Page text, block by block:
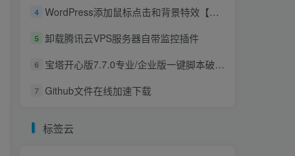
4 WordPress添加鼠标点击和背景特效【美化】
5 卸载腾讯云VPS服务器自带监控插件
6 宝塔开心版7.7.0专业/企业版一键脚本破解版（长期更新）
7 Github文件在线加速下载
标签云